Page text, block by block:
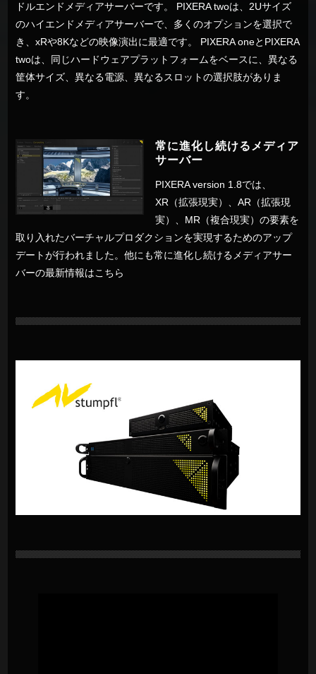
ドルエンドメディアサーバーです。 PIXERA twoは、2Uサイズ
のハイエンドメディアサーバーで、多くのオプションを選択で
き、xRや8Kなどの映像演出に最適です。 PIXERA oneとPIXERA
twoは、同じハードウェアプラットフォームをベースに、異なる
筐体サイズ、異なる電源、異なるスロットの選択肢がありま
す。
常に進化し続けるメディア
サーバー
PIXERA version 1.8では、
XR（拡張現実）、AR（拡張現
実）、MR（複合現実）の要素を
取り入れたバーチャルプロダクションを実現するためのアップ
デートが行われました。他にも常に進化し続けるメディアサー
バーの最新情報はこちら